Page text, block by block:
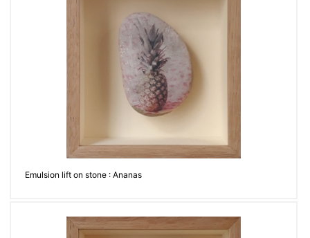
Emulsion lift on stone : Ananas